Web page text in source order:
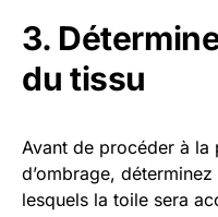
3.
du tissu
Avant de procéder à
d’ombrage,
lesquels la toile sera